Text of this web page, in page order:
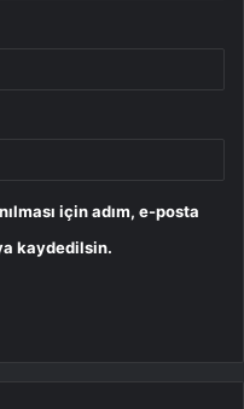
için adım, e-posta
kaydedilsin.